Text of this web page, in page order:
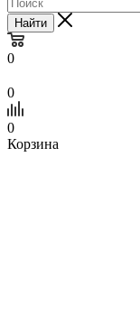
Найти
0
0
0
Корзина